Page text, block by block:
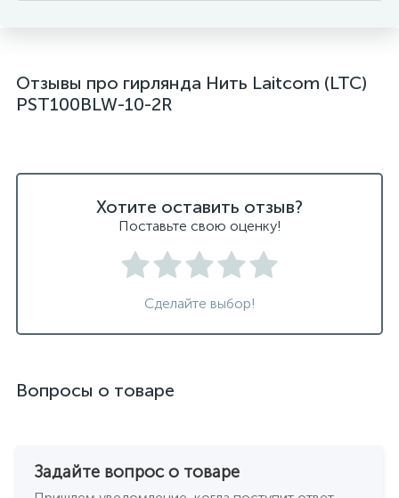
Отзывы про гирлянда Нить Laitcom (LTC)
PST100BLW-10-2R
Хотите оставить отзыв?
Поставьте свою оценку!
Сделайте выбор!
Вопросы о товаре
Задайте вопрос о товаре